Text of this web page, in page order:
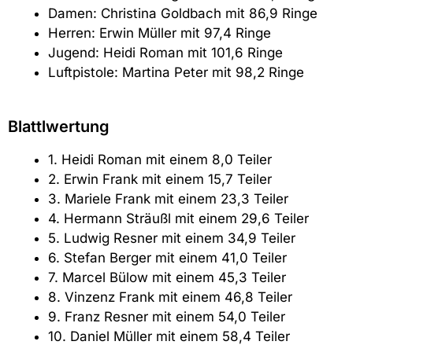
Damen: Christina Goldbach mit 86,9 Ringe
Herren: Erwin Müller mit 97,4 Ringe
Jugend: Heidi Roman mit 101,6 Ringe
Luftpistole: Martina Peter mit 98,2 Ringe
Blattlwertung
1. Heidi Roman mit einem 8,0 Teiler
2. Erwin Frank mit einem 15,7 Teiler
3. Mariele Frank mit einem 23,3 Teiler
4. Hermann Sträußl mit einem 29,6 Teiler
5. Ludwig Resner mit einem 34,9 Teiler
6. Stefan Berger mit einem 41,0 Teiler
7. Marcel Bülow mit einem 45,3 Teiler
8. Vinzenz Frank mit einem 46,8 Teiler
9. Franz Resner mit einem 54,0 Teiler
10. Daniel Müller mit einem 58,4 Teiler